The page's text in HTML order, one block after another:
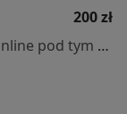
200 zł
Specjalista nie oferuje umawiania online pod tym adresem.